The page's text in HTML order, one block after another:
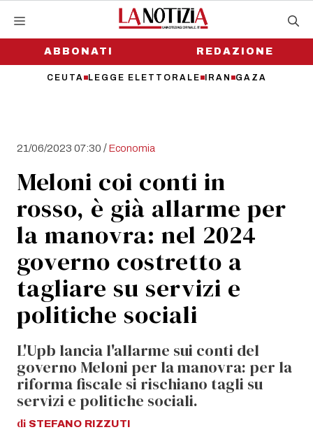
contenutoABBONATI
CEUTA LEGGE ELETTORALE IRAN GAZA
REDAZIONE
21/06/2023 07:30 /Economia
Meloni coi conti in
rosso, è già allarme per
la manovra: nel 2024
governo costretto a
tagliare su servizi e
politiche sociali
L'Upb lancia l'allarme sui conti del
governo Meloni per la manovra: per la
riforma fiscale si rischiano tagli su
servizi e politiche sociali.
di STEFANO RIZZUTI